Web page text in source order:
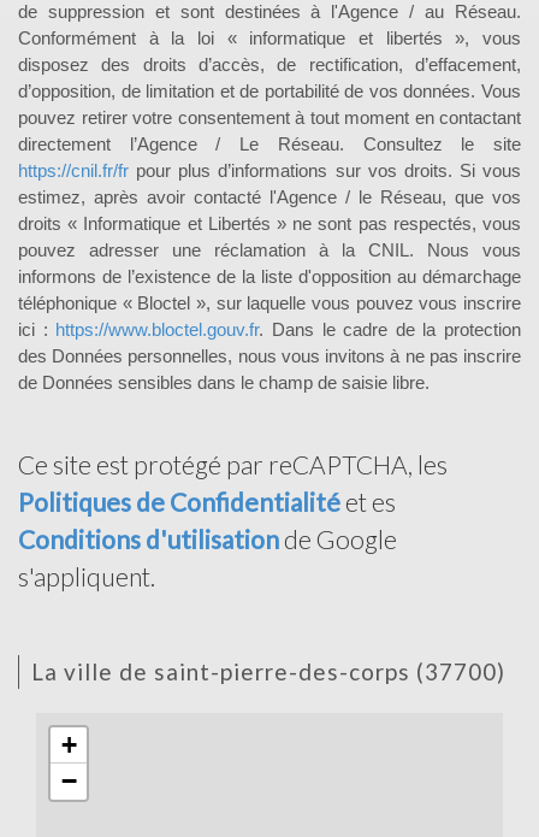
de suppression et sont destinées à l'Agence / au Réseau.
Conformément à la loi « informatique et libertés », vous
disposez des droits d’accès, de rectification, d’effacement,
d’opposition, de limitation et de portabilité de vos données. Vous
pouvez retirer votre consentement à tout moment en contactant
directement l’Agence / Le Réseau. Consultez le site
https://cnil.fr/fr pour plus d’informations sur vos droits. Si vous
estimez, après avoir contacté l'Agence / le Réseau, que vos
droits « Informatique et Libertés » ne sont pas respectés, vous
pouvez adresser une réclamation à la CNIL. Nous vous
informons de l’existence de la liste d'opposition au démarchage
téléphonique « Bloctel », sur laquelle vous pouvez vous inscrire
ici : https://www.bloctel.gouv.fr. Dans le cadre de la protection
des Données personnelles, nous vous invitons à ne pas inscrire
de Données sensibles dans le champ de saisie libre.
Ce site est protégé par reCAPTCHA, les
Politiques de Confidentialité et es
Conditions d'utilisation de Google
s'appliquent.
la ville de saint-pierre-des-corps (37700)
+
−